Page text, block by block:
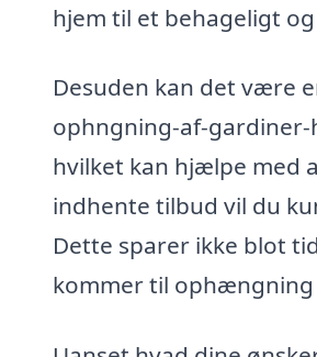
hjem til et behageligt
Desuden kan det være
ophngning-af-
hvilket kan hjælpe med
indhente tilbud vil du
Dette sparer ikke blot
kommer til ophængning